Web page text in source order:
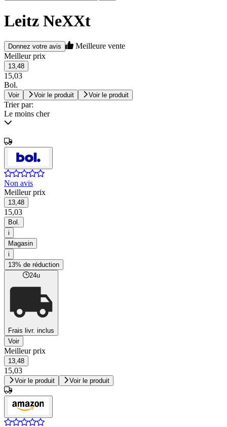
Leitz NeXXt
Donnez votre avis
Meilleure vente
Meilleur prix
13,48
15,03
Bol.
Voir Voir le produit Voir le produit
Trier par:
Le moins cher
Non avis
Meilleur prix
13,48
15,03
Bol.
i
Magasin
i
13% de réduction
24u
Frais livr. inclus
Voir
Meilleur prix
13,48
15,03
Voir le produit Voir le produit